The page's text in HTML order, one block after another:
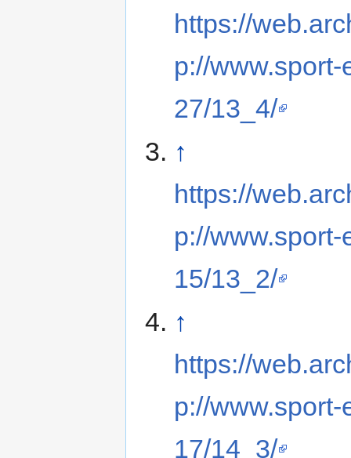
https://
p://
27/13_4/
↑
https://
p://
15/13_2/
↑
https://
p://
17/14_3/